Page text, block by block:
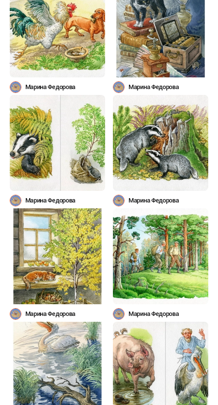
Марина Федорова Марина Федорова
Марина Федорова Марина Федорова
Марина Федорова Марина Федорова